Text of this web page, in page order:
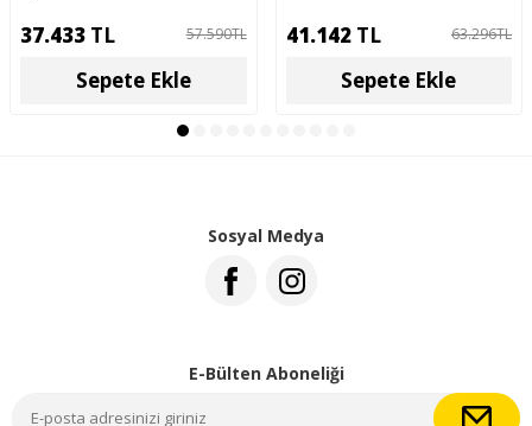
37.433 TL 57.590TL
Sepete Ekle
41.142TL 63.296TL
Sepete Ekle
Sosyal Medya
E-Bülten Aboneliği